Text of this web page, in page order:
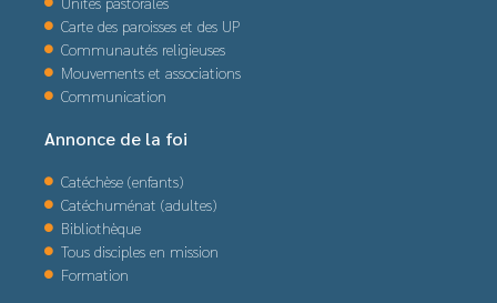
Carte des paroisses et des UP
Communautés religieuses
Mouvements et associations
Communication
Annonce de la foi
Catéchèse (enfants)
Catéchuménat (adultes)
Bibliothèque
Tous disciples en mission
Formation